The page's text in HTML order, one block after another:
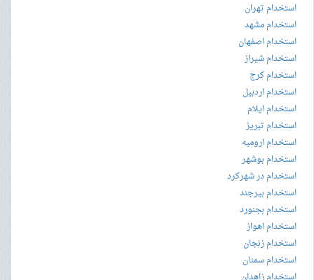
استخدام تهران
استخدام مشهد
استخدام اصفهان
استخدام شیراز
استخدام کرج
استخدام اردبیل
استخدام ایلام
استخدام تبریز
استخدام ارومیه
استخدام بوشهر
استخدام در شهرکرد
استخدام بیرجند
استخدام بجنورد
استخدام اهواز
استخدام زنجان
استخدام سمنان